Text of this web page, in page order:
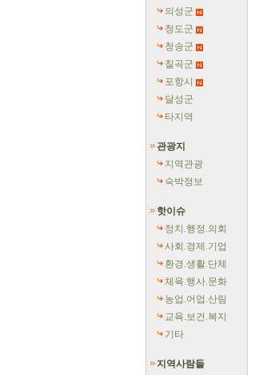
의성군
청도군
청송군
칠곡군
포항시
달성군
타지역
관광지
지역관광
숙박정보
핫이슈
정치.행정.의회
사회.경제.기업
환경.생활.단체
체육.행사.문화
농업.어업.산림
교육.보건.복지
기타
지역사람들